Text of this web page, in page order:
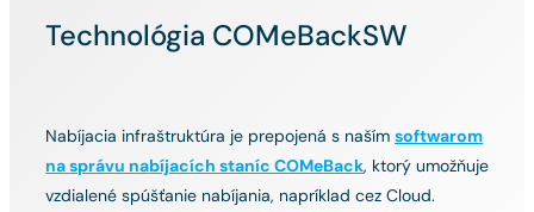
Technológia COMeBackSW
Nabíjacia infraštruktúra je prepojená s naším softwarom
na správu nabíjacích staníc COMeBack, ktorý umožňuje
vzdialené spúšťanie nabíjania, napríklad cez Cloud.